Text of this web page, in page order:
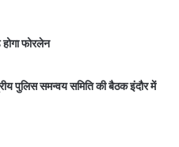
फोरलेन
पुलिस समन्वय समिति की बैठक इंदौर में